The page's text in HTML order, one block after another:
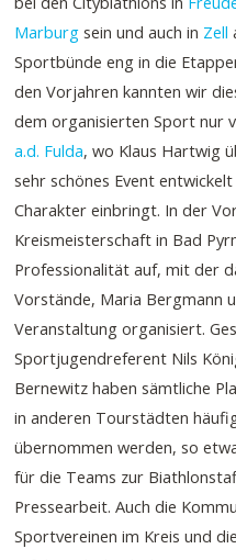
Marburg sein und auch in Zell
Sportbünde eng in die
den Vorjahren kannten wir
dem organisierten Sport nur
a.d. Fulda, wo Klaus Hartwig
sehr schönes Event
Charakter einbringt. In der
Kreismeisterschaft in Bad
Professionalität auf, mit der
Vorstände, Maria Bergmann
Veranstaltung organisiert.
Sportjugendreferent Nils
Bernewitz haben sämtliche
in anderen Tourstädten
übernommen werden, so
für die Teams zur
Pressearbeit. Auch die
Sportvereinen im Kreis und